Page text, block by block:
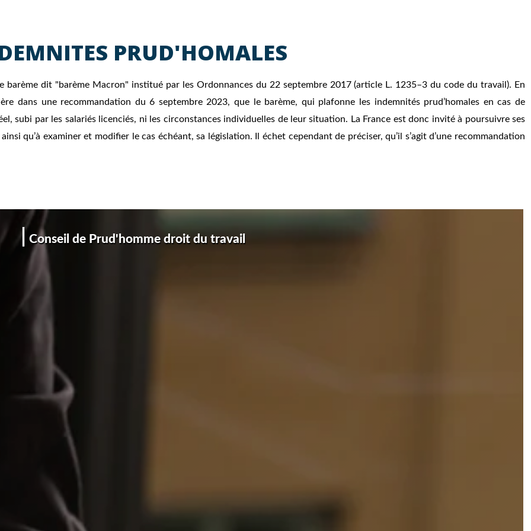
PRUD'HOMALES
dit "barème Macron" institué par les Ordonnances du 22 septembre 2017 (article L. 1235–3 du code du travail). En
dans une recommandation du 6 septembre 2023, que le barème, qui plafonne les indemnités prud’homales en cas de
subi par les salariés licenciés, ni les circonstances individuelles de leur situation. La France est donc invité à poursuivre ses
qu’à examiner et modifier le cas échéant, sa législation. Il échet cependant de préciser, qu’il s’agit d’une recommandation
| Conseil de Prud'homme droit du travail